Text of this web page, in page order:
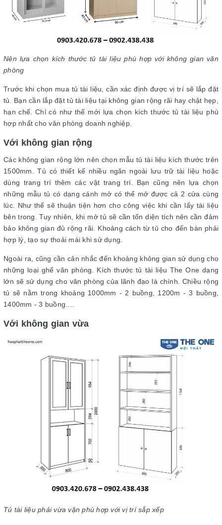
Nên lựa chọn kích thước tủ tài liệu phù hợp với không gian văn
phòng
Trước khi chọn mua tủ tài liệu, cần xác định được vị trí sẽ lắp đặt
tủ. Bạn cần lắp đặt tủ tài liệu tại không gian rộng rãi hay chật hẹp,
hạn chế. Chỉ có như thế mới lựa chọn kích thước tủ tài liệu phù
hợp nhất cho văn phòng doanh nghiệp.
Với không gian rộng
Các không gian rộng lớn nên chọn mẫu tủ tài liệu kích thước trên
1500mm. Tủ có thiết kế nhiều ngăn ngoài lưu trữ tài liệu hoặc
dùng trang trí thêm các vật trang trí. Bạn cũng nên lựa chọn
những mẫu tủ có dạng cánh mở có thể mở được cả 2 cửa cùng
lúc. Như thế sẽ thuận tiện hơn cho công việc khi cần lấy tài liệu
bên trong. Tuy nhiên, khi mở tủ sẽ cần tốn diện tích nên cần đảm
bảo không gian đủ rộng rãi. Khoảng cách từ tủ cho đến bàn phải
hợp lý, tạo sự thoải mái khi sử dụng.
Ngoài ra, cũng cần cân nhắc đến khoảng không gian sử dụng cho
những loại ghế văn phòng. Kích thước tủ tài liệu The One dạng
lớn sẽ sử dụng cho văn phòng của lãnh đạo là chính. Chiều rộng
tủ sẽ nằm trong khoảng 1000mm - 2 buồng, 1200m - 3 buồng,
1400mm - 3 buồng….
Với không gian vừa
Tủ tài liệu phải vừa vặn phù hợp với vị trí sắp xếp